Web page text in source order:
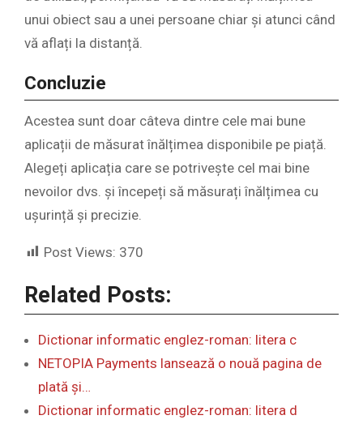
unui obiect sau a unei persoane chiar și atunci când
vă aflați la distanță.
Concluzie
Acestea sunt doar câteva dintre cele mai bune
aplicații de măsurat înălțimea disponibile pe piață.
Alegeți aplicația care se potrivește cel mai bine
nevoilor dvs. și începeți să măsurați înălțimea cu
ușurință și precizie.
Post Views: 370
Related Posts:
Dictionar informatic englez-roman: litera c
NETOPIA Payments lansează o nouă pagina de
plată și…
Dictionar informatic englez-roman: litera d